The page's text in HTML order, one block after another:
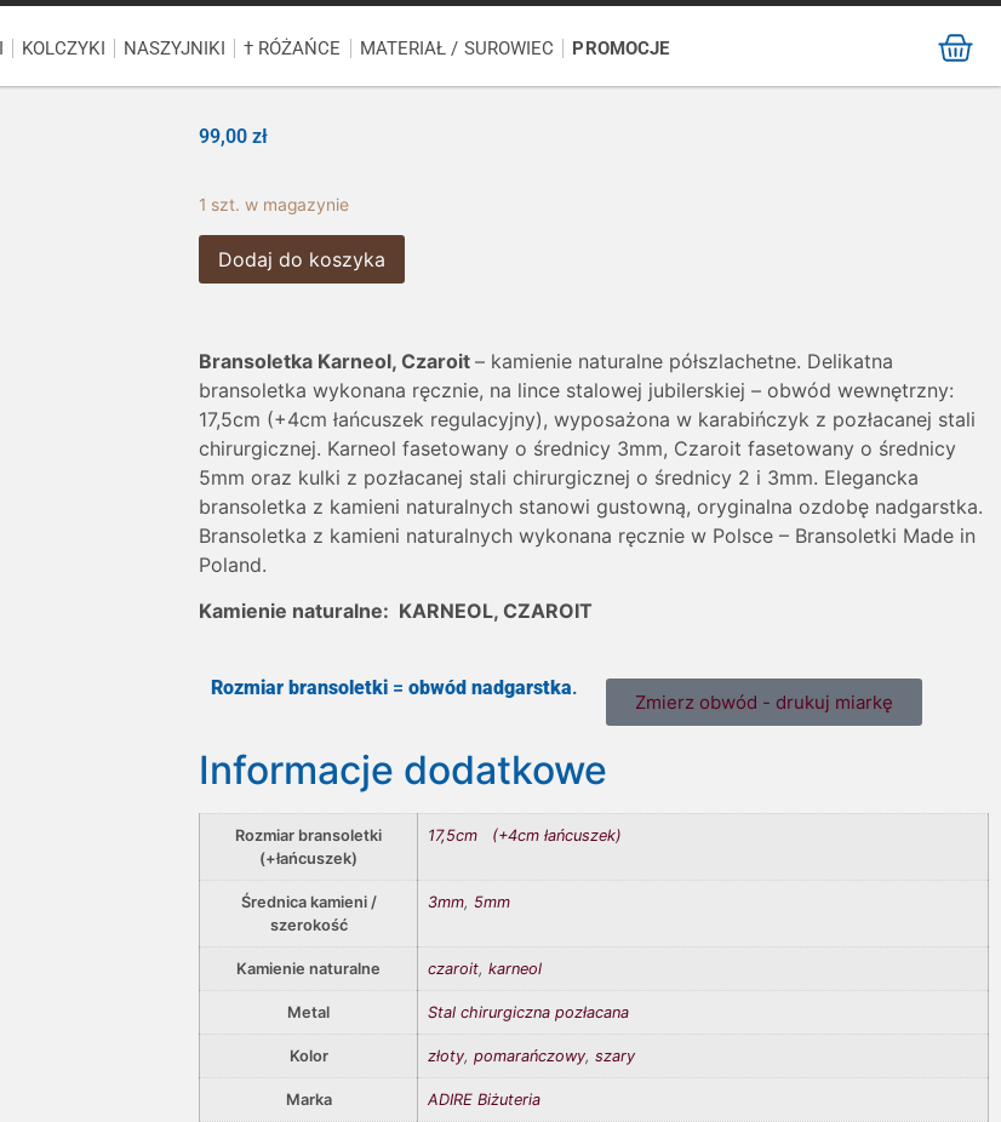
KOLCZYKI NASZYJNIKI † RÓŻAŃCE MATERIAŁ / SUROWIEC PROMOCJE
99,00 zł
1 szt. w magazynie
Dodaj do koszyka
Bransoletka Karneol, Czaroit – kamienie naturalne półszlachetne. Delikatna
bransoletka wykonana ręcznie, na lince stalowej jubilerskiej – obwód wewnętrzny:
17,5cm (+4cm łańcuszek regulacyjny), wyposażona w karabińczyk z pozłacanej stali
chirurgicznej. Karneol fasetowany o średnicy 3mm, Czaroit fasetowany o średnicy
5mm oraz kulki z pozłacanej stali chirurgicznej o średnicy 2 i 3mm. Elegancka
bransoletka z kamieni naturalnych stanowi gustowną, oryginalna ozdobę nadgarstka.
Bransoletka z kamieni naturalnych wykonana ręcznie w Polsce – Bransoletki Made in
Poland.
Kamienie naturalne: KARNEOL, CZAROIT
Rozmiar bransoletki = obwód nadgarstka.
Zmierz obwód - drukuj miarkę
Informacje dodatkowe
Rozmiar bransoletki
(+łańcuszek)
17,5cm (+4cm łańcuszek)
Średnica kamieni /
szerokość
3mm, 5mm
Kamienie naturalne czaroit, karneol
Metal Stal chirurgiczna pozłacana
Kolor złoty, pomarańczowy, szary
Marka ADIRE Biżuteria